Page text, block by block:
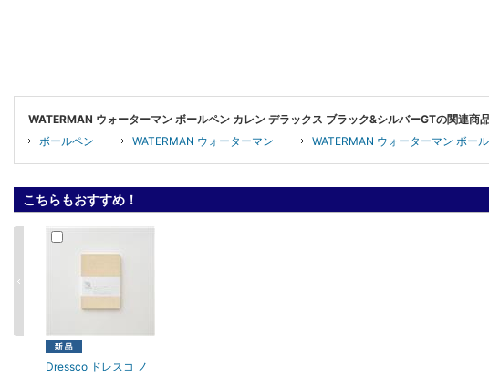
WATERMAN ウォーターマン ボールペン カレン デラックス ブラック&シルバーGTの関連商
ボールペン
WATERMAN ウォーターマン WATERMAN ウォーターマン ボー
こちらもおすすめ！
Dressco ドレスコ ノ